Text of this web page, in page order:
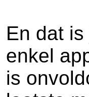
En dat
enkel
is